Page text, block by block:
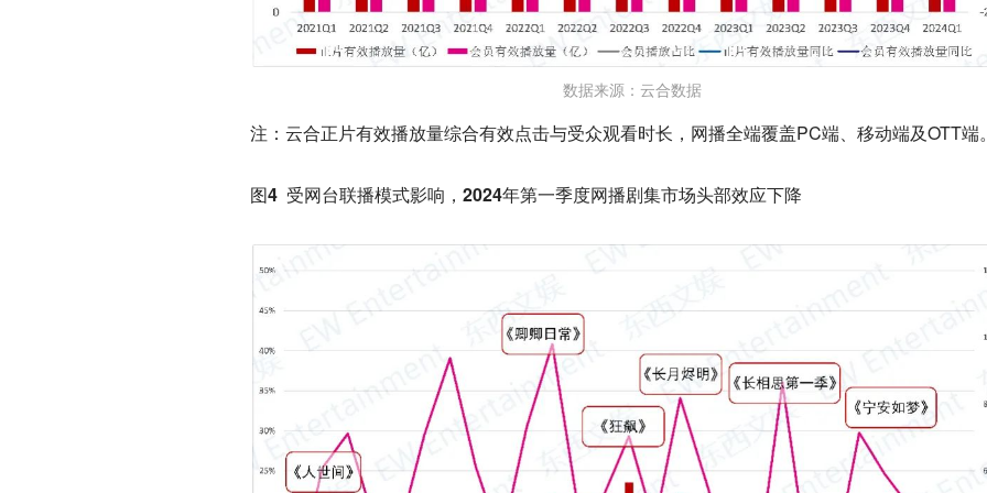
数据来源：云合数据
注：云合正片有效播放量综合有效点击与受众观看时长，网播全端覆盖PC端、移动端及OTT端
图4 受网台联播模式影响，2024年第一季度网播剧集市场头部效应下降